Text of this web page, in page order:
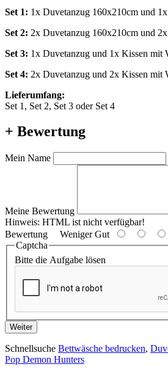
Set 1: 1x Duvetanzug 160x210cm und
Set 2: 2x Duvetanzug 160x210cm und
Set 3: 1x Duvetanzug und 1x Kissen mit
Set 4: 2x Duvetanzug und 2x Kissen mit
Lieferumfang:
Set 1, Set 2, Set 3 oder Set 4
+ Bewertung
Mein Name
Meine Bewertung
Hinweis: HTML ist nicht verfügbar!
Bewertung Weniger Gut
Captcha
Bitte die Aufgabe lösen
Weiter
Schnellsuche Bettwäsche bedrucken,
Pop Demon Hunters